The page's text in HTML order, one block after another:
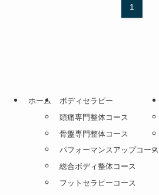
1
ホーム
ボディセラピー
頭痛専門整体コース
骨盤専門整体コース
パフォーマンスアップコース
総合ボディ整体コース
フットセラピーコース